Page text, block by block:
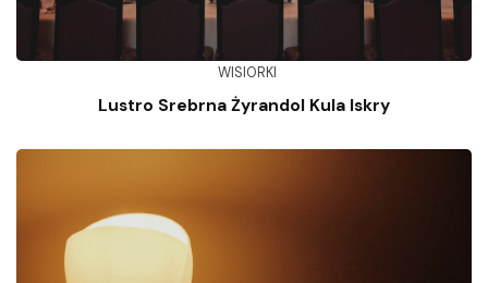
WISIORKI
Lustro Srebrna Żyrandol Kula Iskry